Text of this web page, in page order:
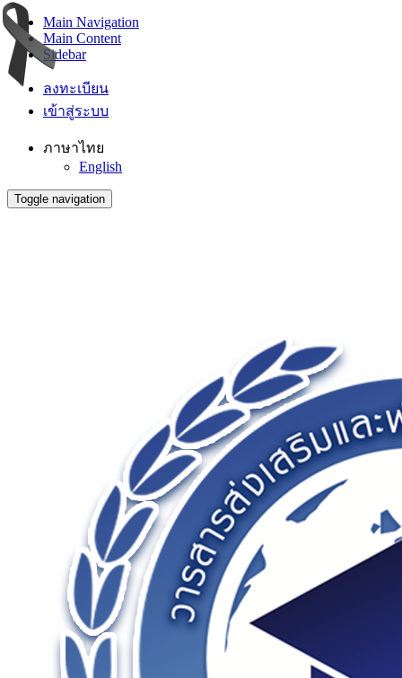
Main Navigation
Main Content
Sidebar
ลงทะเบียน
เข้าสู่ระบบ
ภาษาไทย
English
Toggle navigation